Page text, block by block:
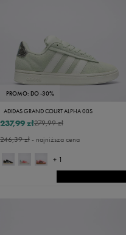
PROMO: DO -30%
ADIDAS GRAND COURT ALPHA 00S
279,99 zł
237,99 zł
246,39 zł- najniższa cena
+ 1